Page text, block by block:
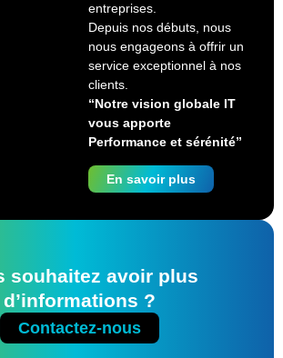
entreprises.
Depuis nos débuts, nous
nous engageons à offrir un
service exceptionnel à nos
clients.
“Notre vision globale IT
vous apporte
Performance et sérénité”
En savoir plus
souhaitez avoir plus
d’informations ?
Contactez-nous